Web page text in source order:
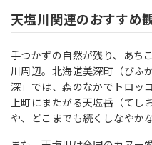
天塩川関連のおすすめ
手つかずの自然が残り、あち
川周辺。北海道美深町（びふ
深」では、森のなかでトロッ
上町にまたがる天塩岳（てし
や、どこまでも続くしなやか